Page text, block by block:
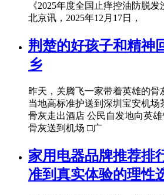
《2025年度全国止痒控油防脱
北京讯，2025年12月17日，
荆楚的好孩子和精神
乡
昨天，关腾飞一家带着英雄的骨
当地高标准护送到深圳宝安机场
骨灰走出酒店 公民自发地向英
骨灰送到机场 □广
家用电器品牌推荐排
准到真实体验的理性